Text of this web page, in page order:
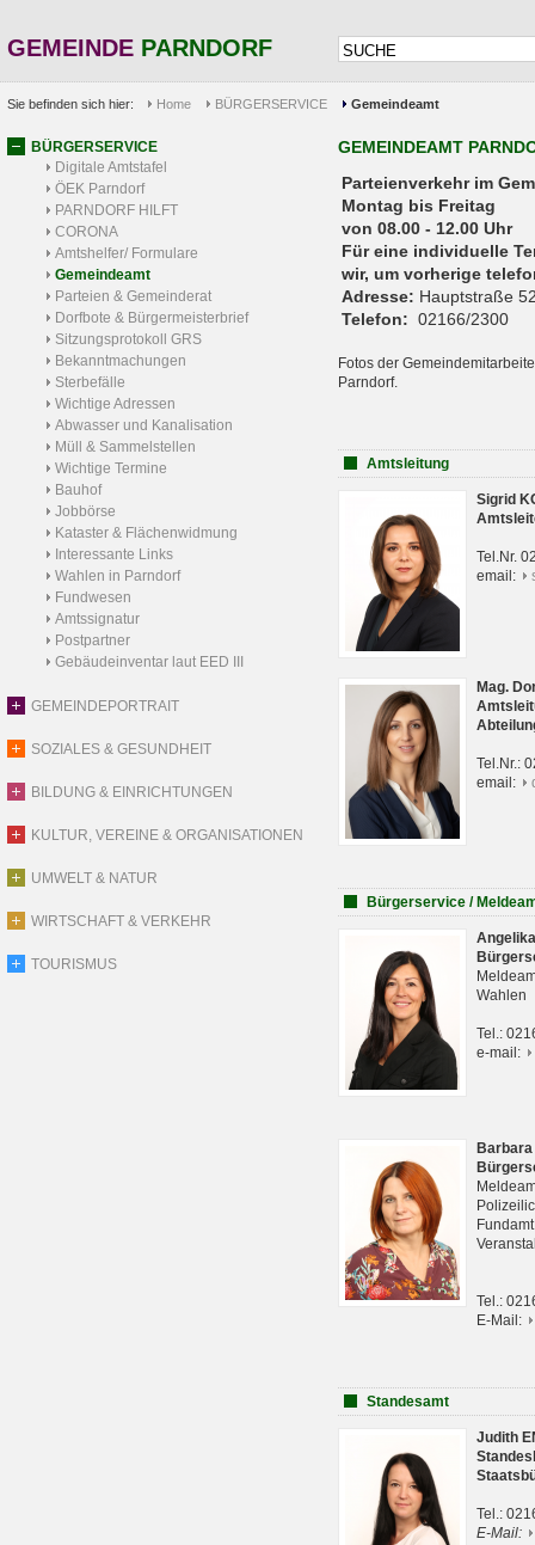
GEMEINDE PARNDORF
Sie befinden sich hier: Home BÜRGERSERVICE Gemeindeamt
BÜRGERSERVICE
Digitale Amtstafel
ÖEK Parndorf
PARNDORF HILFT
CORONA
Amtshelfer/ Formulare
Gemeindeamt
Parteien & Gemeinderat
Dorfbote & Bürgermeisterbrief
Sitzungsprotokoll GRS
Bekanntmachungen
Sterbefälle
Wichtige Adressen
Abwasser und Kanalisation
Müll & Sammelstellen
Wichtige Termine
Bauhof
Jobbörse
Kataster & Flächenwidmung
Interessante Links
Wahlen in Parndorf
Fundwesen
Amtssignatur
Postpartner
Gebäudeinventar laut EED III
GEMEINDEPORTRAIT
SOZIALES & GESUNDHEIT
BILDUNG & EINRICHTUNGEN
KULTUR, VEREINE & ORGANISATIONEN
UMWELT & NATUR
WIRTSCHAFT & VERKEHR
TOURISMUS
GEMEINDEAMT
Parteienverkehr
Montag bis Freitag
von 08.00 - 12.00 Uhr
Für eine individuelle
wir, um vorherige
Adresse: Hauptstraße
Telefon: 02166/2300
Fotos der
Parndorf.
Amtsleitung
Sigrid
Tel.Nr.
email:
Mag.
Tel.Nr.:
email:
Bürgerservice /
Wahlen
Tel.:
e-mail:
Tel.:
E-Mail:
Standesamt
Judith
Tel.:
E-Mail: